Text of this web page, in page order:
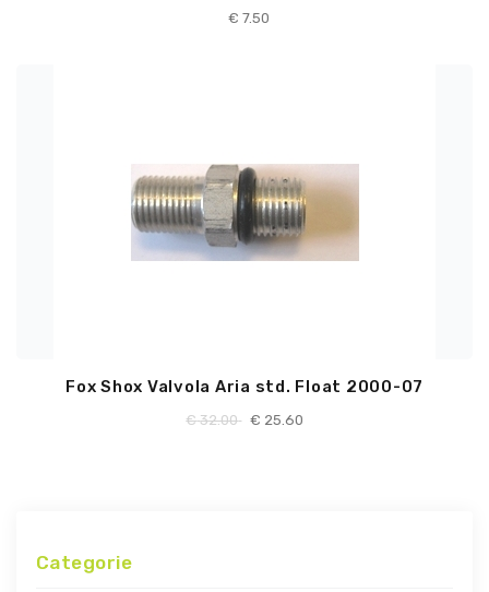
€ 7.50
Fox Shox Valvola Aria std. Float 2000-07
€ 32.00 € 25.60
Categorie